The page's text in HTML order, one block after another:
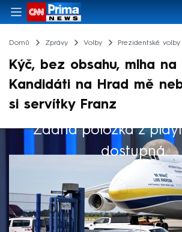
Domů Zprávy Volby Prezidentské volby
Kýč, bez obsahu, mlha na
Kandidáti na Hrad mě
si servítky Franz
Žádná položka z
dostupná.
Výběr redakce